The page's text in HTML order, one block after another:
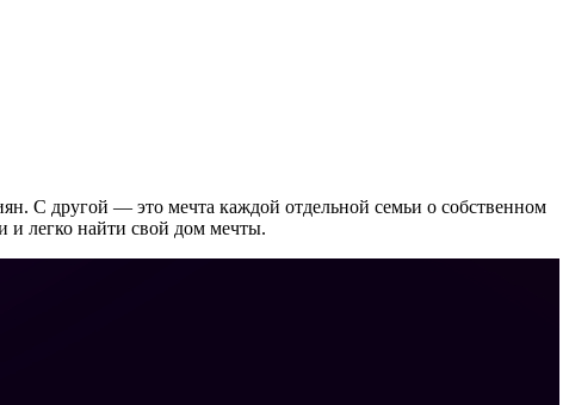
С другой — это мечта каждой отдельной семьи о собственном
и легко найти свой дом мечты.